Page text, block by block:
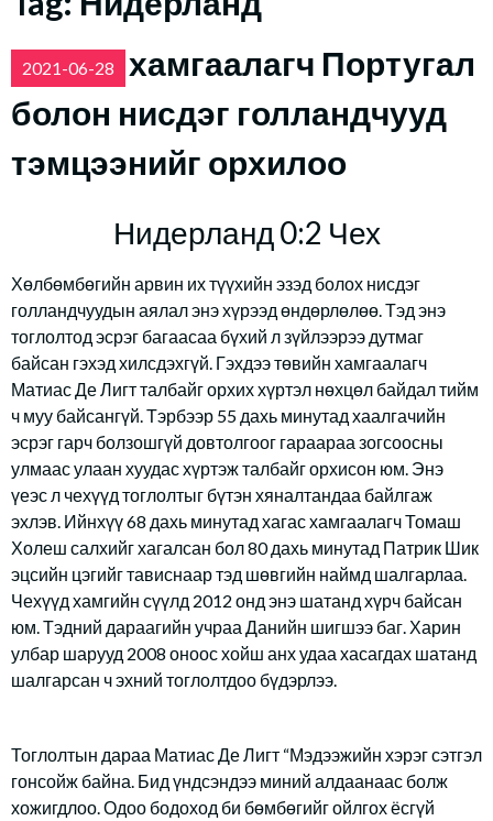
2021-06-28
Цомыг хамгаалагч Португал
болон нисдэг голландчууд
тэмцээнийг орхилоо
Нидерланд 0:2 Чех
Хөлбөмбөгийн арвин их түүхийн эзэд болох нисдэг
голландчуудын аялал энэ хүрээд өндөрлөлөө. Тэд энэ
тоглолтод эсрэг багаасаа бүхий л зүйлээрээ дутмаг
байсан гэхэд хилсдэхгүй. Гэхдээ төвийн хамгаалагч
Матиас Де Лигт талбайг орхих хүртэл нөхцөл байдал тийм
ч муу байсангүй. Тэрбээр 55 дахь минутад хаалгачийн
эсрэг гарч болзошгүй довтолгоог гараараа зогсоосны
улмаас улаан хуудас хүртэж талбайг орхисон юм. Энэ
үеэс л чехүүд тоглолтыг бүтэн хяналтандаа байлгаж
эхлэв. Ийнхүү 68 дахь минутад хагас хамгаалагч Томаш
Холеш салхийг хагалсан бол 80 дахь минутад Патрик Шик
эцсийн цэгийг тависнаар тэд шөвгийн наймд шалгарлаа.
Чехүүд хамгийн сүүлд 2012 онд энэ шатанд хүрч байсан
юм. Тэдний дараагийн учраа Данийн шигшээ баг. Харин
улбар шарууд 2008 оноос хойш анх удаа хасагдах шатанд
шалгарсан ч эхний тоглолтдоо бүдэрлээ.
Тоглолтын дараа Матиас Де Лигт “Мэдээжийн хэрэг сэтгэл
гонсойж байна. Бид үндсэндээ миний алдаанаас болж
хожигдлоо. Одоо бодоход би бөмбөгийг ойлгох ёсгүй